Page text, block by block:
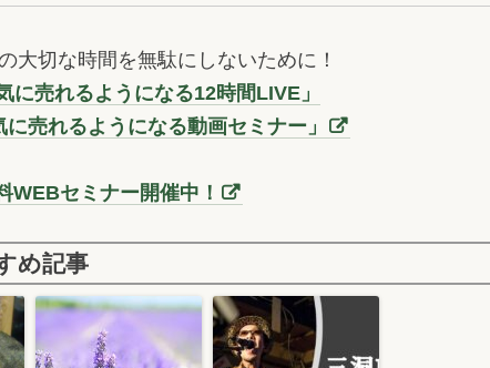
大切な時間を無駄にしないために！
に売れるようになる12時間LIVE」
に売れるようになる動画セミナー」
WEBセミナー開催中！
め記事